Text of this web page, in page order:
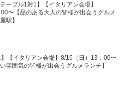
ーブル1対1】【イタリアン会場】
〜【品のある大人の皆様が出会うグルメ
駅】
】【イタリアン会場】8/16（日）13：00〜
雰囲気の皆様が出会うグルメランチ】